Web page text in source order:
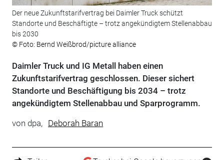
Der neue Zukunftstarifvertrag bei Daimler Truck schützt
Standorte und Beschäftigte – trotz angekündigtem Stellenabbau
bis 2030
© Foto: Bernd Weißbrod/picture alliance
Daimler Truck und IG Metall haben einen
Zukunftstarifvertrag geschlossen. Dieser sichert
Standorte und Beschäftigung bis 2034 – trotz
angekündigtem Stellenabbau und Sparprogramm.
von dpa, Deborah Baran